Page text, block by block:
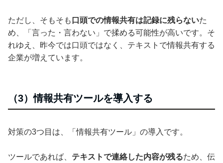
ただし、そもそも 口頭での情報共有は記録に残らないた
め、「言った・言わない」で揉める可能性が高いです。そ
れゆえ、昨今では口頭ではなく、テキストで情報共有する
企業が増えています。
（3）情報共有ツールを導入する
対策の3つ目は、「情報共有ツール」の導入です。
ツールであれば、 テキストで連絡した内容が残るため、伝